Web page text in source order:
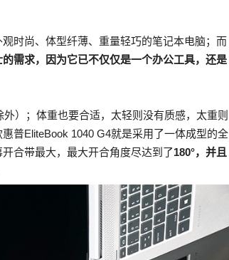
时尚、体型纤薄、重量轻巧的笔记本电脑；而
需求，因为它已不仅仅是一个办公工具，还是
）；体重也要合适，太轻则没有质感，太重则
普EliteBook 1040 G4就是采用了一体成型的全
合带最大，最大开合角度尽达到了180°，并且